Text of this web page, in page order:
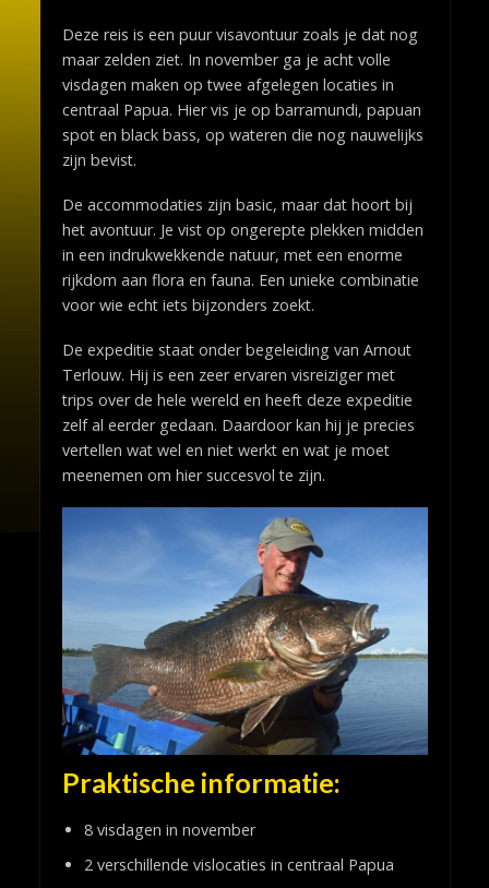
Deze reis is een puur visavontuur zoals je dat nog
maar zelden ziet. In november ga je acht volle
visdagen maken op twee afgelegen locaties in
centraal Papua. Hier vis je op barramundi, papuan
spot en black bass, op wateren die nog nauwelijks
zijn bevist.
De accommodaties zijn basic, maar dat hoort bij
het avontuur. Je vist op ongerepte plekken midden
in een indrukwekkende natuur, met een enorme
rijkdom aan flora en fauna. Een unieke combinatie
voor wie echt iets bijzonders zoekt.
De expeditie staat onder begeleiding van Arnout
Terlouw. Hij is een zeer ervaren visreiziger met
trips over de hele wereld en heeft deze expeditie
zelf al eerder gedaan. Daardoor kan hij je precies
vertellen wat wel en niet werkt en wat je moet
meenemen om hier succesvol te zijn.
Praktische informatie:
8 visdagen in november
2 verschillende vislocaties in centraal Papua